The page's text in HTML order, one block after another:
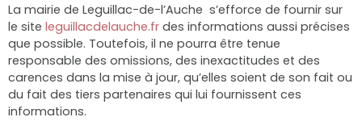
La mairie de Leguillac-de-l’Auche s’efforce de fournir sur
le site leguillacdelauche.fr des informations aussi précises
que possible. Toutefois, il ne pourra être tenue
responsable des omissions, des inexactitudes et des
carences dans la mise à jour, qu’elles soient de son fait ou
du fait des tiers partenaires qui lui fournissent ces
informations.